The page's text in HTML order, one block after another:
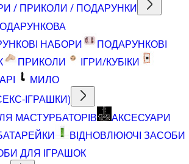
/ ПРИКОЛИ / ПОДАРУНКИ
НАБОРИ
ПОДАРУНКОВІ
ПРИКОЛИ
ІГРИ/КУБІКИ
МИЛО
ІГРАШКИ)
МАСТУРБАТОРІВ
АКСЕСУАРИ
ВІДНОВЛЮЮЧІ ЗАСОБИ
ДЛЯ ІГРАШОК